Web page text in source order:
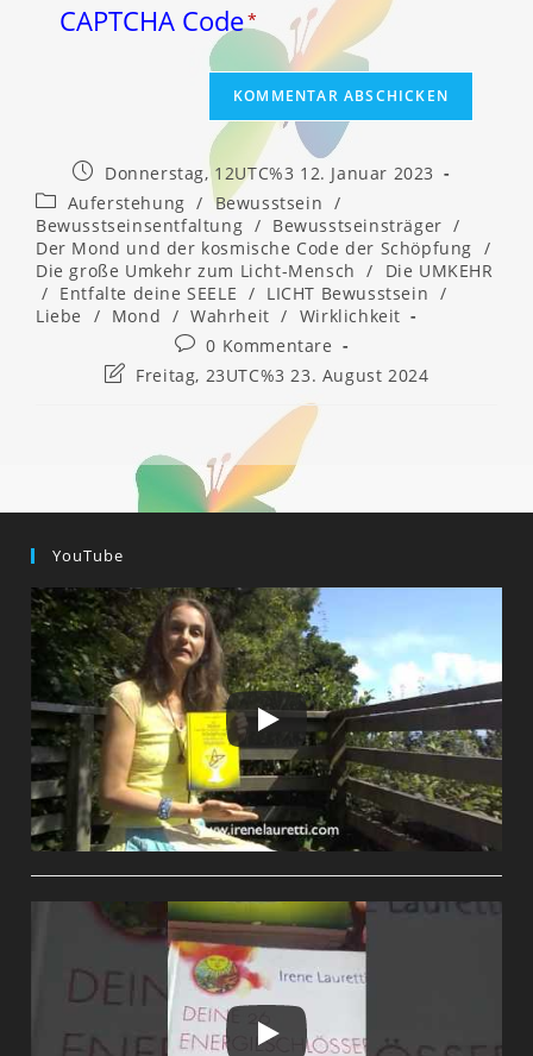
CAPTCHA Code*
Beitrag
veröffentlicht:
Donnerstag, 12UTC%3 12. Januar 2023
Beitrags-
Kategorie:
Auferstehung / Bewusstsein /
Bewusstseinsentfaltung / Bewusstseinsträger /
Der Mond und der kosmische Code der Schöpfung /
Die große Umkehr zum Licht-Mensch
/
Die UMKEHR
/ Entfalte deine SEELE / LICHT Bewusstsein /
Liebe
/ Mond / Wahrheit / Wirklichkeit
Beitrags-
Kommentare:
0 Kommentare
BeitragFreitag, 23UTC%3 23. August 2024
YouTube